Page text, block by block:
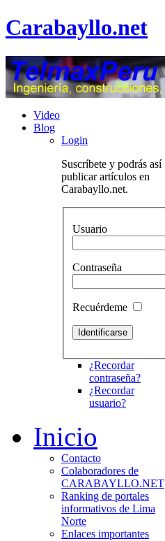
Carabayllo.net
Video
Blog
Login
Suscríbete y podrás así
publicar artículos en
Carabayllo.net.
Usuario
Contraseña
Recuérdeme
¿Recordar
contraseña?
¿Recordar
usuario?
Inicio
Contacto
Colaboradores de
CARABAYLLO.NET
Ranking de portales
informativos de Lima
Norte
Enlaces importantes